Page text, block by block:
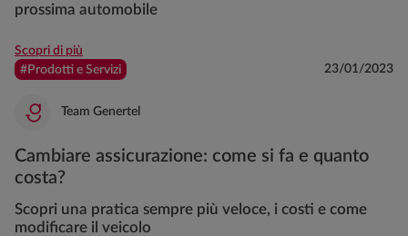
prossima automobile
Scopri di più
#Prodotti e Servizi
23/01/2023
Team Genertel
Cambiare assicurazione: come si fa e quanto
costa?
Scopri una pratica sempre più veloce, i costi e come
modificare il veicolo